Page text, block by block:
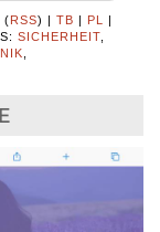
(RSS) | TB | PL
|
SICHERHEIT,